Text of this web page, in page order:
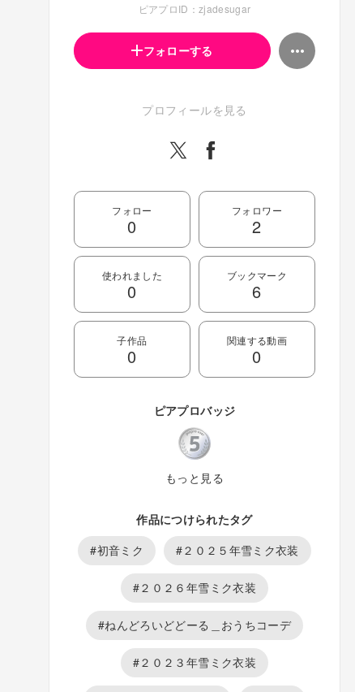
ピアプロID：zjadesugar
フォローする
プロフィールを見る
フォロー
0
フォロワー
2
使われました
0
ブックマーク
6
子作品
0
関連する動画
0
ピアプロバッジ
もっと見る
作品につけられたタグ
#初音ミク
#２０２５年雪ミク衣装
#２０２６年雪ミク衣装
#ねんどろいどどーる＿おうちコーデ
#２０２３年雪ミク衣装